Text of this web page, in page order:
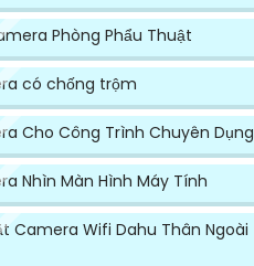
Phòng Phẩu Thuật
có chống trộm
Cho Công Trình Chuyên Dụng
Nhìn Màn Hình Máy Tính
Camera Wifi Dahu Thân Ngoài